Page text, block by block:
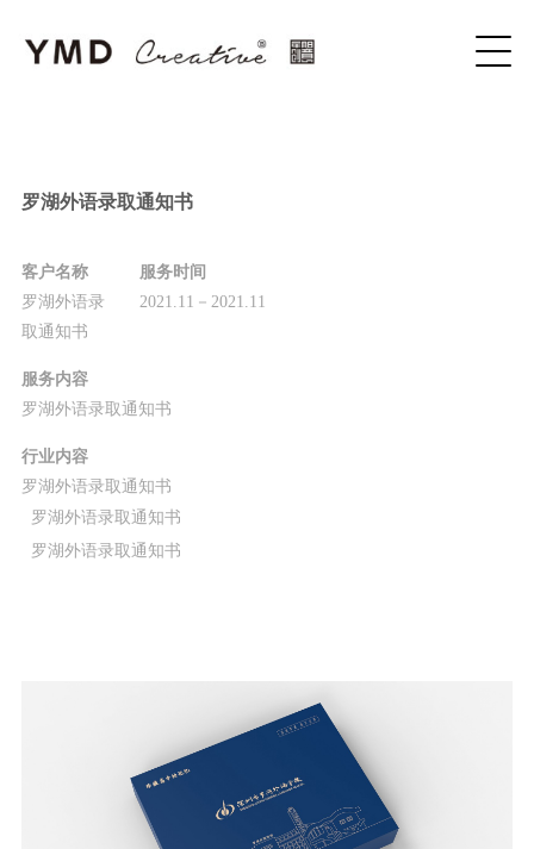
罗湖外语录取通知书
客户名称
罗湖外语录
取通知书
服务时间
2021.11－2021.11
服务内容
罗湖外语录取通知书
行业内容
罗湖外语录取通知书
罗湖外语录取通知书
罗湖外语录取通知书